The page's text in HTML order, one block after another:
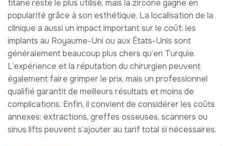
titane reste le plus utilisé, mais la zircone gagne en
popularité grâce à son esthétique. La localisation de la
clinique a aussi un impact important sur le coût: les
implants au Royaume-Uni ou aux États-Unis sont
généralement beaucoup plus chers qu’en Turquie.
L’expérience et la réputation du chirurgien peuvent
également faire grimper le prix, mais un professionnel
qualifié garantit de meilleurs résultats et moins de
complications. Enfin, il convient de considérer les coûts
annexes: extractions, greffes osseuses, scanners ou
sinus lifts peuvent s’ajouter au tarif total si nécessaires.